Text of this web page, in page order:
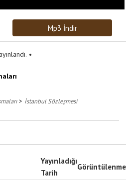
Mp3 İndir
> İstanbul Sözleşmesi
Yayınladığı
Tarih
Görüntülenme